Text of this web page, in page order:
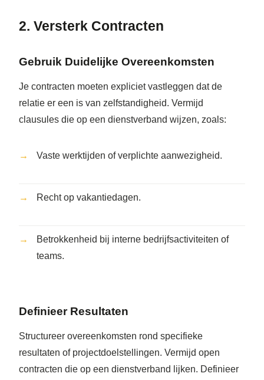
2. Versterk Contracten
Gebruik Duidelijke Overeenkomsten
Je contracten moeten expliciet vastleggen dat de
relatie er een is van zelfstandigheid. Vermijd
clausules die op een dienstverband wijzen, zoals:
Vaste werktijden of verplichte aanwezigheid.
Recht op vakantiedagen.
Betrokkenheid bij interne bedrijfsactiviteiten of
teams.
Definieer Resultaten
Structureer overeenkomsten rond specifieke
resultaten of projectdoelstellingen. Vermijd open
contracten die op een dienstverband lijken. Definieer